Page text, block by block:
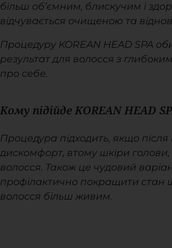
більш об’ємним, блискучим і
відчувається очищеною та
Процедуру KOREAN HEAD SPA
результат для волосся з
про себе.
Кому підійде KOREAN HEAD
Процедура підходить, якщо після
дискомфорт, втому шкіри голови,
волосся. Також це чудовий
профілактично покращити стан
волосся більш живим.